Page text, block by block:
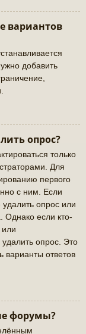
вариантов
добавить
опрос?
только
Для
первого
с ним. Если
опрос или
Однако если кто-
или
опрос. Это
варианты ответов
форумы?